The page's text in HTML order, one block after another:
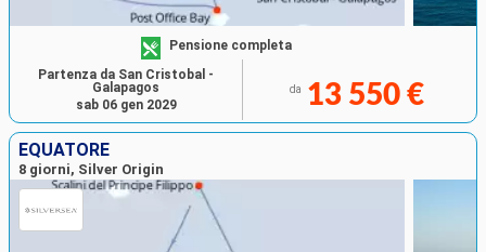
Pensione completa
da 13 550 €
Partenza da San Cristobal -
Galapagos
sab 06 gen 2029
EQUATORE
8 giorni, Silver Origin